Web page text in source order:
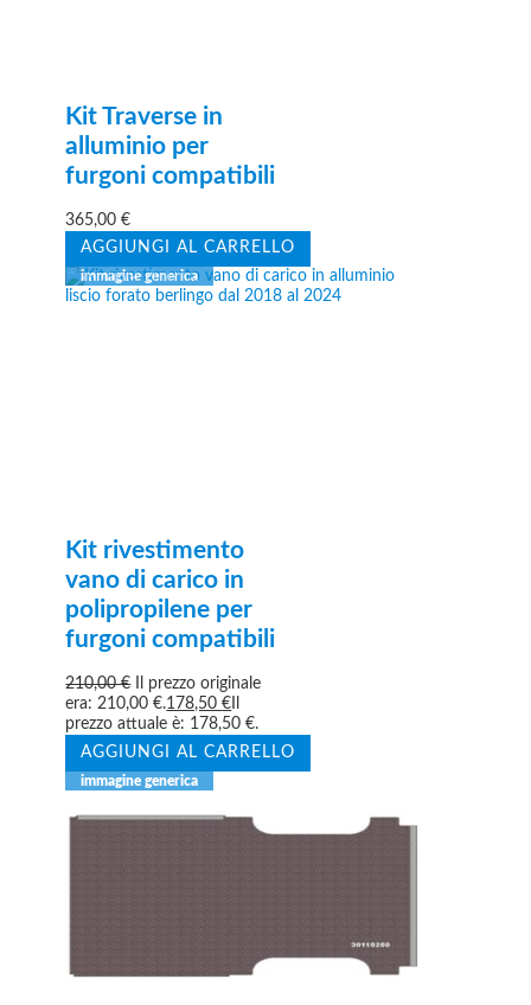
Kit Traverse in
alluminio per
furgoni compatibili
365,00€
AGGIUNGI AL CARRELLO
Kit rivestimento
vano di carico in
polipropilene per
furgoni compatibili
210,00€
Il prezzo originale
era: 210,00 €.178,50€
prezzo attuale è: 178,50 €.
AGGIUNGI AL CARRELLO